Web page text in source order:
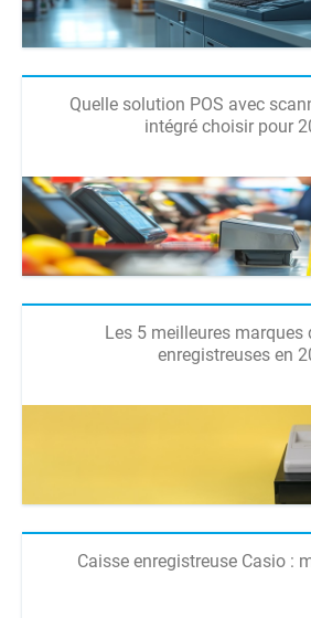
Quelle solution POS avec
intégré choisir pour
Les 5 meilleures marques
enregistreuses en
Caisse enregistreuse Casio :